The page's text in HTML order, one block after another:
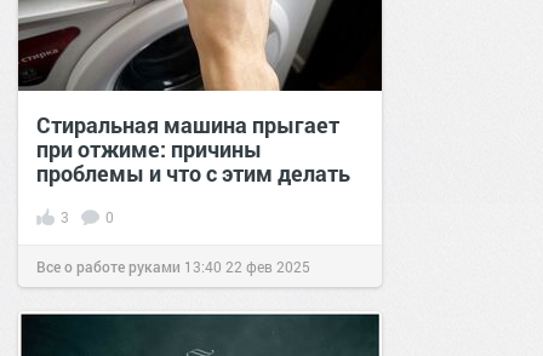
Стиральная машина прыгает
при отжиме: причины
проблемы и что с этим делать
3 0
Все о работе руками 13:40 22 фев 2025